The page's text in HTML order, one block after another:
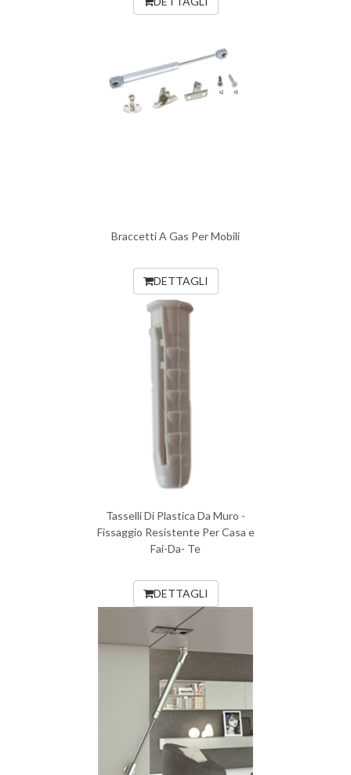
Braccetti A Gas Per Mobili
DETTAGLI
Tasselli Di Plastica Da Muro -
Fissaggio Resistente Per Casa e
Fai-Da- Te
DETTAGLI